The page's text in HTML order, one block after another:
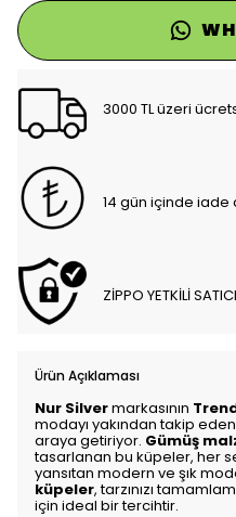
3000 TL üzeri
14 gün içinde iade
ZİPPO YETKİLİ SATICI
Ürün Açıklaması
Nur Silvermarkasının
modayı yakından takip
araya getiriyor. Gümüş
tasarlanan bu küpeler, her
yansıtan modern ve şık
küpeler, tarzınızı
için ideal bir tercihtir.